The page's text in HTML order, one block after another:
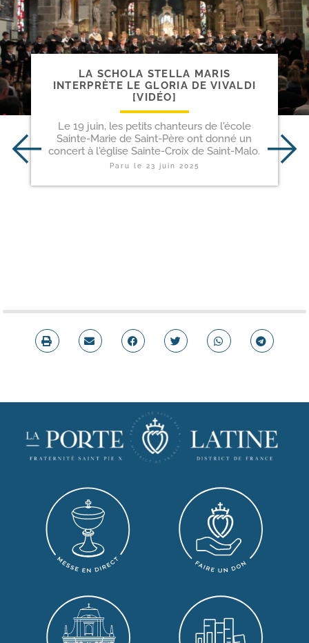
LA SCHOLA STELLA MARIS
INTERPRÈTE LE GLORIA DE VIVALDI
[VIDÉO]
Le 19 juin, les petits chanteurs de l'école
Sainte-Marie de Saint-Père ont donné un
concert à l'église Sainte-Croix de Saint-Malo.
Paru le 23 juin 2025